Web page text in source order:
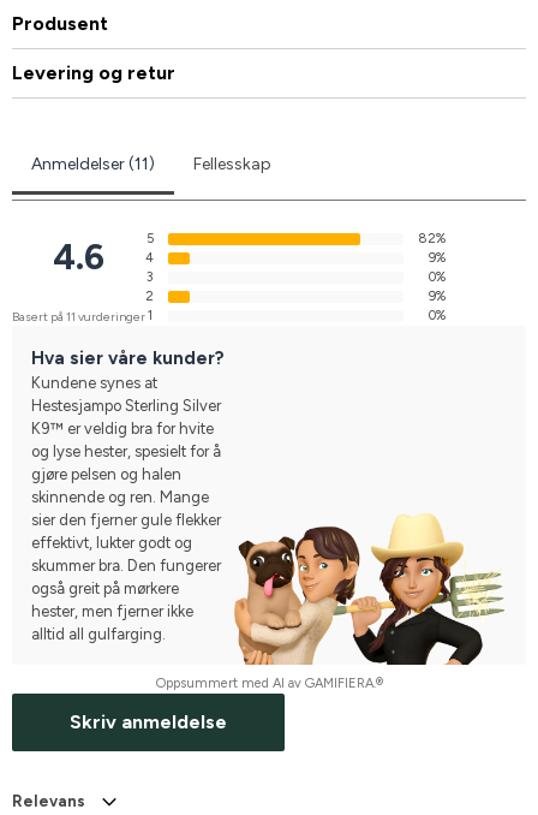
Produsent
Levering og retur
Anmeldelser (11) Fellesskap
4.6
Basert på 11 vurderinger
5
82%
4
9%
3
0%
2
9%
1
0%
Hva sier våre kunder?
Kundene synes at
Hestesjampo Sterling Silver
K9™ er veldig bra for hvite
og lyse hester, spesielt for å
gjøre pelsen og halen
skinnende og ren. Mange
sier den fjerner gule flekker
effektivt, lukter godt og
skummer bra. Den fungerer
også greit på mørkere
hester, men fjerner ikke
alltid all gulfarging.
Oppsummert med AI av GAMIFIERA.®
Skriv anmeldelse
Relevans